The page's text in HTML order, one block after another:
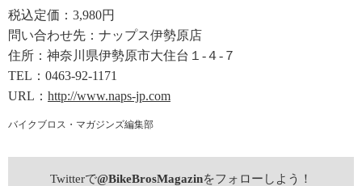
税込定価：3,980円
問い合わせ先：ナップス伊勢原店
住所：神奈川県伊勢原市大住台１-４-７
TEL：0463-92-1171
URL： http://www.naps-jp.com
バイクブロス・マガジンズ編集部
Twitterで@BikeBrosMagazinをフォローしよう！